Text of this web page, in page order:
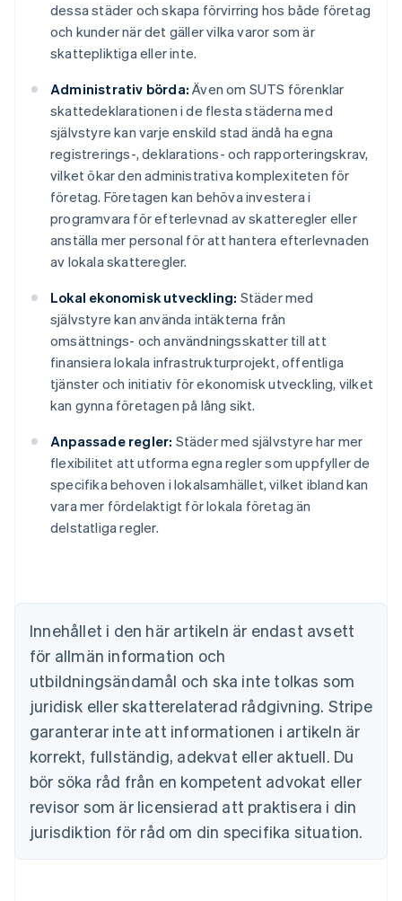
dessa städer och skapa förvirring hos både företag
och kunder när det gäller vilka varor som är
skattepliktiga eller inte.
Administrativ börda: Även om SUTS förenklar
skattedeklarationen i de flesta städerna med
självstyre kan varje enskild stad ändå ha egna
registrerings-, deklarations- och rapporteringskrav,
vilket ökar den administrativa komplexiteten för
företag. Företagen kan behöva investera i
programvara för efterlevnad av skatteregler eller
anställa mer personal för att hantera efterlevnaden
av lokala skatteregler.
Lokal ekonomisk utveckling: Städer med
självstyre kan använda intäkterna från
omsättnings- och användningsskatter till att
finansiera lokala infrastrukturprojekt, offentliga
tjänster och initiativ för ekonomisk utveckling, vilket
kan gynna företagen på lång sikt.
Anpassade regler: Städer med självstyre har mer
flexibilitet att utforma egna regler som uppfyller de
specifika behoven i lokalsamhället, vilket ibland kan
vara mer fördelaktigt för lokala företag än
delstatliga regler.
Innehållet i den här artikeln är endast avsett
för allmän information och
utbildningsändamål och ska inte tolkas som
juridisk eller skatterelaterad rådgivning. Stripe
garanterar inte att informationen i artikeln är
korrekt, fullständig, adekvat eller aktuell. Du
bör söka råd från en kompetent advokat eller
revisor som är licensierad att praktisera i din
jurisdiktion för råd om din specifika situation.
Brasilien
Bulgarien
English
Cypern
English
Danmark
English
English
Fastlandskina
简体中文 English
Finland
EnglishSvenska